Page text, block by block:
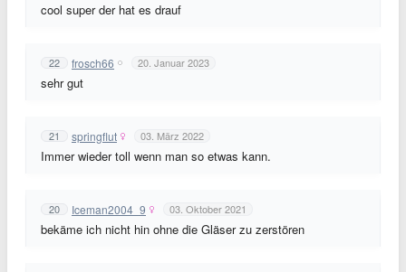
cool super der hat es drauf
22 frosch66 20. Januar 2023
sehr gut
21 springflut 03. März 2022
Immer wieder toll wenn man so etwas kann.
20 Iceman2004_9 03. Oktober 2021
bekäme ich nicht hin ohne die Gläser zu zerstören